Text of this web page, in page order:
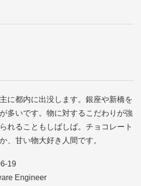
に都内に出没します。銀座や新橋を
多いです。物に対するこだわりが強
れることもしばしば。チョコレート
、甘い物大好き人間です。
19
Engineer